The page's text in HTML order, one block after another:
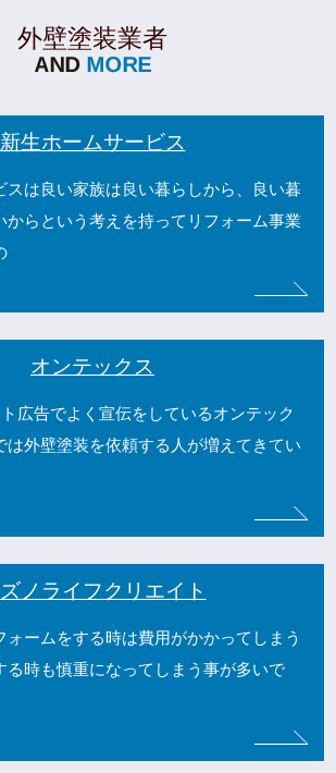
外壁塗装業者
新生ホームサービス
スは良い家族は良い暮らしから、良い暮
からという考えを持ってリフォーム事業
オンテックス
広告でよく宣伝をしているオンテック
は外壁塗装を依頼する人が増えてきてい
ノライフクリエイト
ォームをする時は費用がかかってしまう
る時も慎重になってしまう事が多いで